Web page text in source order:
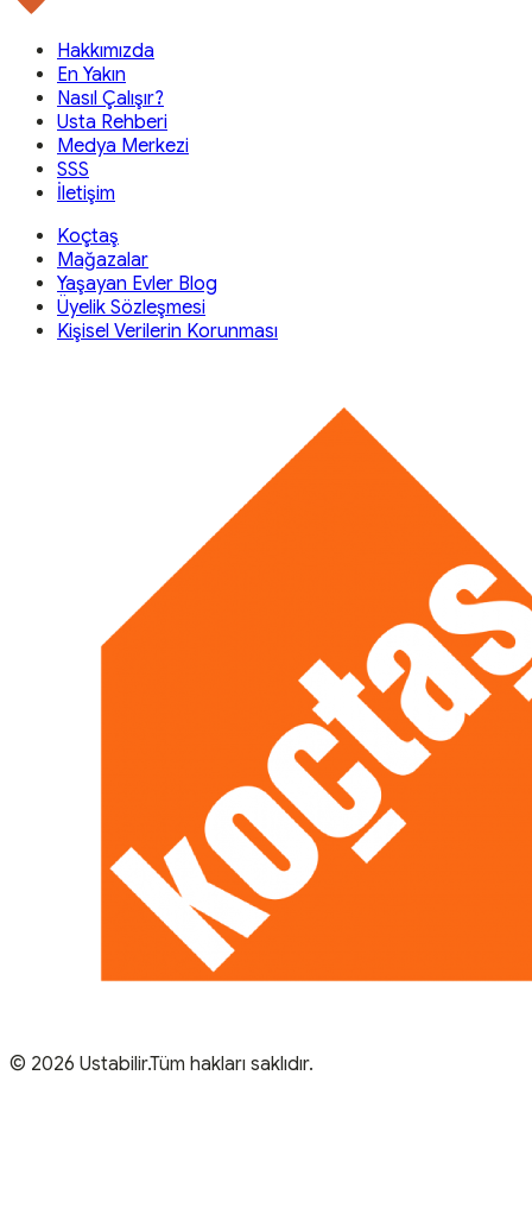
Hakkımızda
En Yakın
Nasıl Çalışır?
Usta Rehberi
Medya Merkezi
SSS
İletişim
Koçtaş
Mağazalar
Yaşayan Evler Blog
Üyelik Sözleşmesi
Kişisel Verilerin Korunması
© 2026 Ustabilir.Tüm hakları saklıdır.